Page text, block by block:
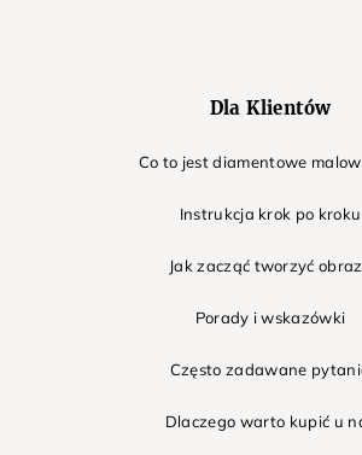
Dla Klientów
Co to jest diamentowe
Instrukcja krok po kroku
Jak zacząć tworzyć
Porady i wskazówki
Często zadawane
Dlaczego warto kupić u